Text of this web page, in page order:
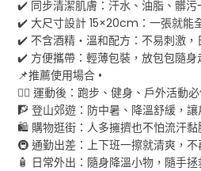
✔️ 同步清潔肌膚：汗水、油脂、髒污
✔️ 大尺寸設計 15×20cm：一張就能
✔️ 不含酒精・溫和配方：不易刺激，
✔️ 方便攜帶：輕薄包裝，放包包隨身
📌推薦使用場合 •
🏃‍♀️ 運動後：跑步、健身、戶外活動必
🧗 登山郊遊：防中暑、降溫舒緩，讓
🛍️ 購物逛街：人多擁擠也不怕流汗黏
🚇 通勤出差：上下班一擦就清爽，不
🧴 日常外出：隨身降溫小物，隨手